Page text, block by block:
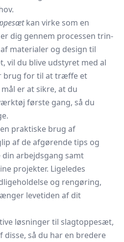
kan virke som en
dig gennem processen trin-
materialer og design til
vil du blive udstyret med al
brug for til at træffe et
er at sikre, at du
første gang, så du
praktiske brug af
af de afgørende tips og
arbejdsgang samt
projekter. Ligeledes
og rengøring,
levetiden af dit
løsninger til slagtoppesæt,
disse, så du har en bredere